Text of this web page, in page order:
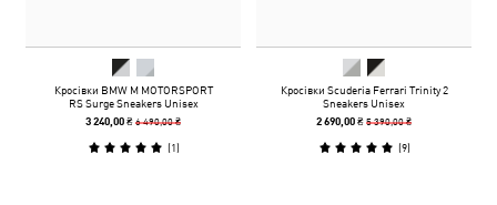
Кросівки BMW M MOTORSPORT
RS Surge Sneakers Unisex
3 240,00 ₴6 490,00 ₴
(1)
Кросівки Scuderia Ferrari Trinity 2
Sneakers Unisex
2 690,00 ₴5 390,00 ₴
(9)